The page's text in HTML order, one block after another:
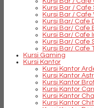
Kursi Bar / Cafe
Kursi Bar / Cafe
Kursi Bar/ Cafe
Kursi Bar/ Cafe
Kursi Bar/ Cafe
Kursi Bar/ Cafe
Kursi Bar/ Cafe
Kursi Gaming
Kursi Kantor
Kursi Kantor
Kursi Kantor
Kursi Kantor
Kursi Kantor
Kursi Kantor
Kursi Kantor